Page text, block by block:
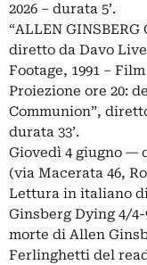
2026 – durata 5’.
“ALLEN GINSBERG
diretto da Davo
Footage, 1991 –
Proiezione ore 20:
Communion”,
durata 33’.
Giovedì 4 giugno ―
(via Macerata 46,
Lettura in italiano
Ginsberg Dying 4/
morte di Allen
Ferlinghetti del